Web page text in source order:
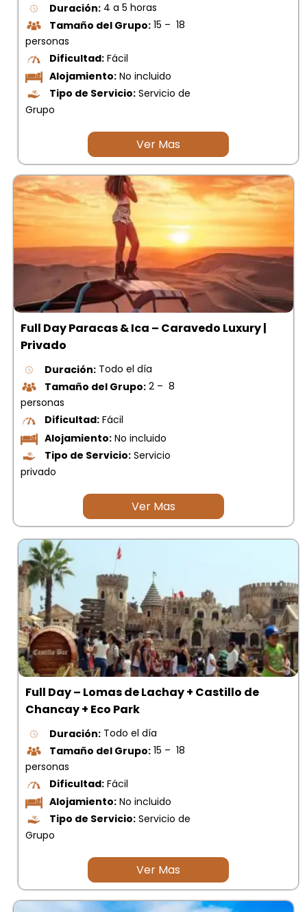
Duración: 4 a 5 horas
Tamaño del Grupo: 15 – 18
personas
Dificultad: Fácil
Alojamiento: No incluido
Tipo de Servicio: Servicio de
Grupo
Ver Mas
Full Day Paracas & Ica – Caravedo Luxury |
Privado
Duración: Todo el día
Tamaño del Grupo: 2 – 8
personas
Dificultad: Fácil
Alojamiento: No incluido
Tipo de Servicio: Servicio
privado
Ver Mas
Full Day – Lomas de Lachay + Castillo de
Chancay + Eco Park
Duración: Todo el día
Tamaño del Grupo: 15 – 18
personas
Dificultad: Fácil
Alojamiento: No incluido
Tipo de Servicio: Servicio de
Grupo
Ver Mas